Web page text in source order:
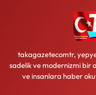
takagazetecomtr,
sadelik ve modernizmi bir
ve insanlara haber